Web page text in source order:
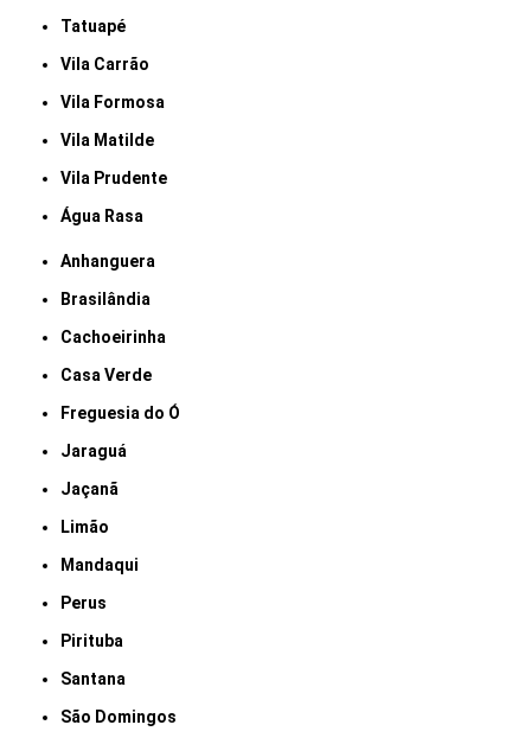
Tatuapé
Vila Carrão
Vila Formosa
Vila Matilde
Vila Prudente
Água Rasa
Anhanguera
Brasilândia
Cachoeirinha
Casa Verde
Freguesia do Ó
Jaraguá
Jaçanã
Limão
Mandaqui
Perus
Pirituba
Santana
São Domingos